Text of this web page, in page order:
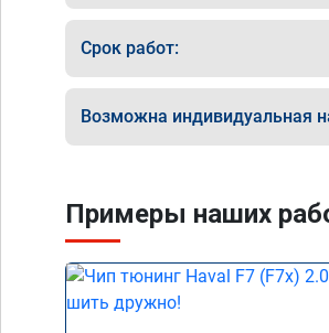
Срок работ:
Возможна индивидуальная
Примеры наших